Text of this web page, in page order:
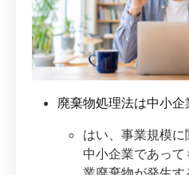
廃棄物処理法は中小
はい、事業規模に
中小企業であっ